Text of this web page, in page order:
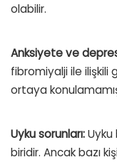
olabilir.
Anksiyete ve
fibromiyalji ile ilişkili
ortaya
Uyku sorunları:
biridir. Ancak bazı